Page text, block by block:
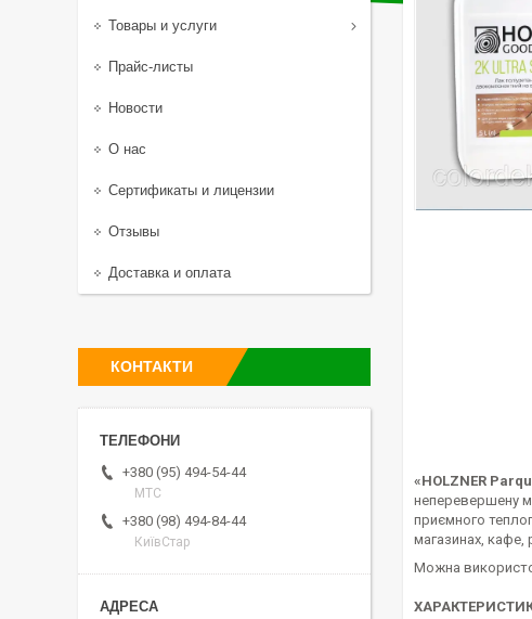
«HOLZNER
неперевершену
приємного
магазинах, кафе,
Можна
Товары и услуги
Прайс-листы
Новости
О нас
Сертификаты и лицензии
Отзывы
Доставка и оплата
КОНТАКТИ
+380 (95) 494-54-44
МТС
+380 (98) 494-84-44
КиївСтар